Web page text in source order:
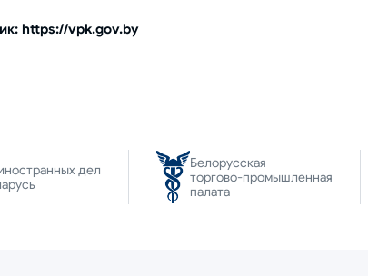
https://vpk.gov.by
дел
Белорусская
торгово-промышленная
палата